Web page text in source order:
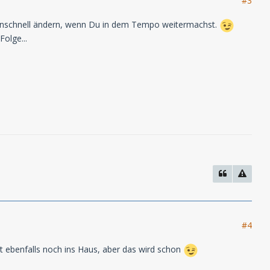
ändern, wenn Du in dem Tempo weitermachst.
#4
noch ins Haus, aber das wird schon